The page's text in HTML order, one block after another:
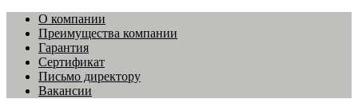
О компании
Преимущества компании
Гарантия
Сертификат
Письмо директору
Вакансии